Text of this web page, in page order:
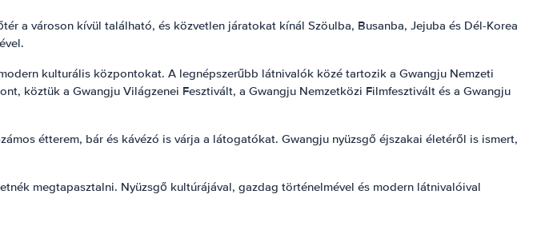
a városon kívül található, és közvetlen járatokat kínál Szöulba, Busanba, Jejuba és Dél-Korea
kulturális központokat. A legnépszerűbb látnivalók közé tartozik a Gwangju Nemzeti
köztük a Gwangju Világzenei Fesztivált, a Gwangju Nemzetközi Filmfesztivált és a Gwangju
étterem, bár és kávézó is várja a látogatókat. Gwangju nyüzsgő éjszakai életéről is ismert,
megtapasztalni. Nyüzsgő kultúrájával, gazdag történelmével és modern látnivalóival